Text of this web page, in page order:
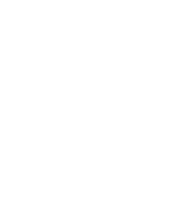
i reklamodawców strony trzeciej.
poszczególnych ciasteczek.